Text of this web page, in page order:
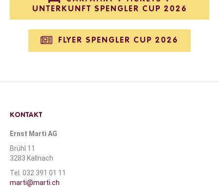
UNTERKUNFT SPENGLER CUP 2026
FLYER SPENGLER CUP 2026
KONTAKT
Ernst Marti AG
Brühl 11
3283 Kallnach
Tel. 032 391 01 11
marti@marti.ch